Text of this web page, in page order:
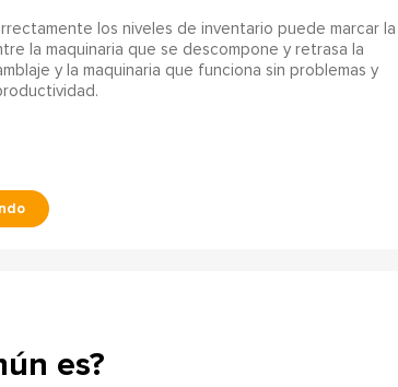
los niveles de inventario puede marcar la
la maquinaria que se descompone y retrasa la
y la maquinaria que funciona sin problemas y
es?